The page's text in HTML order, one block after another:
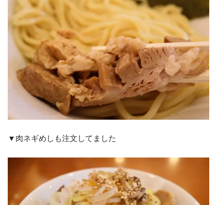
▼肉ネギめしも注文してました